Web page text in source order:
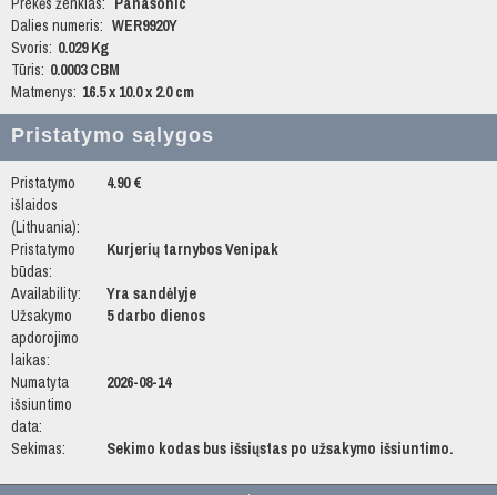
Dalies numeris: WER9920Y
Svoris: 0.029 Kg
Tūris: 0.0003 CBM
Matmenys: 16.5 x 10.0 x 2.0 cm
Pristatymo sąlygos
Pristatymo
išlaidos
(Lithuania):
4.90 €
Pristatymo
būdas:
Kurjerių tarnybos Venipak
Availability:
Yra sandėlyje
Užsakymo
apdorojimo
laikas:
5 darbo dienos
Numatyta
išsiuntimo
data:
2026-08-14
Sekimas: Sekimo kodas bus išsiųstas po užsakymo išsiuntimo.